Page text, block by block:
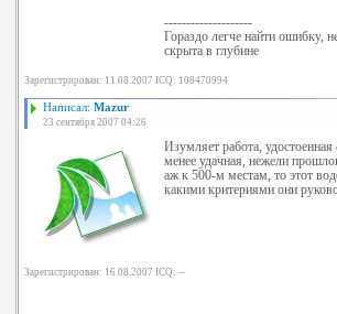
--------------------
Гораздо легче найти ошибку,
скрыта в глубине
Зарегистрирован: 11.08.2007 ICQ: 108470994
Написал: Mazur
23 сентября 2007 04:26
Изумляет работа,
менее удачная, нежели
аж к 500-м местам, то этот
какими критериями они
Зарегистрирован: 16.08.2007 ICQ: --